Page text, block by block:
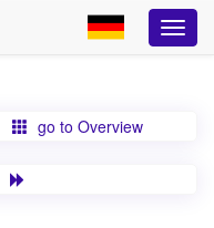
go to Overview